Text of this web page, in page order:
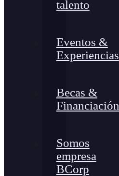
talento
Eventos &
Experiencias
Becas &
Financiación
Somos
empresa
BCorp